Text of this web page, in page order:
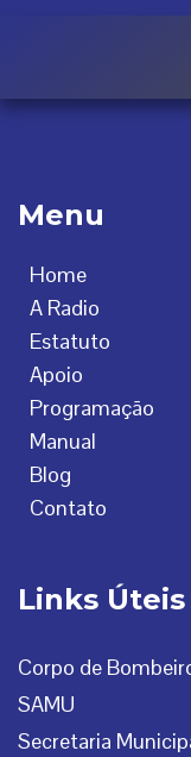
Menu
Home
A Radio
Estatuto
Apoio
Programação
Manual
Blog
Contato
Links Úteis
Corpo de
SAMU
Secretaria